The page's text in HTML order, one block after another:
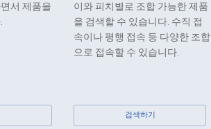
Board to Board Connectors 10109B
서 제품을
이와 피치별로 조합 가능한 제품
을 검색할 수 있습니다. 수직 접
속이나 평행 접속 등 다양한 조합
으로 접속할 수 있습니다.
검색하기